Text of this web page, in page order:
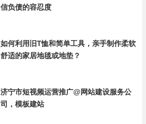
信负债的容忍度
如何利用旧T恤和简单工具，亲手制作柔软
舒适的家居地毯或地垫？
济宁市短视频运营推广@网站建设服务公
司，模板建站